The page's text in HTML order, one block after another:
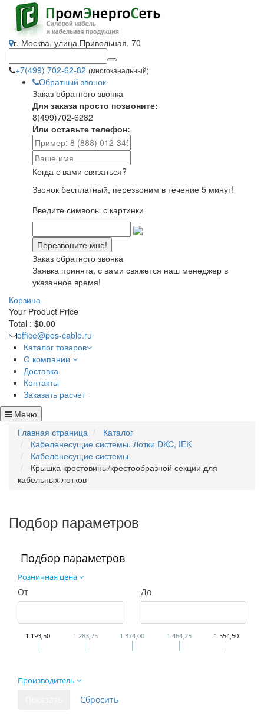
г. Москва, улица Привольная, 70
+7(499) 702-62-82 (многоканальный)
Обратный звонок
Заказ обратного звонка
Для заказа просто позвоните:
8(499)702-6282
Или оставьте телефон:
Когда с вами связаться?
Звонок бесплатный, перезвоним в течение 5 минут!
Введите символы с картинки
Заказ обратного звонка
Заявка принята, с вами свяжется наш менеджер в
указанное время!
Корзина
Your Product Price
Total : $0.00
office@pes-cable.ru
Каталог товаров
О компании
Доставка
Контакты
Заказать расчет
Меню
Главная страница
Каталог
Кабеленесущие системы. Лотки DKC, IEK
Кабеленесущие системы
Крышка крестовины/крестообразной секции для
кабельных лотков
Подбор параметров
Подбор параметров
Розничная цена
От До
1 193,50 1 283,75 1 374,00 1 464,25 1 554,50
Производитель